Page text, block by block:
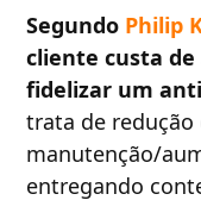
Segundo Philip
cliente custa de
fidelizar um
trata de redução
manutenção/
entregando